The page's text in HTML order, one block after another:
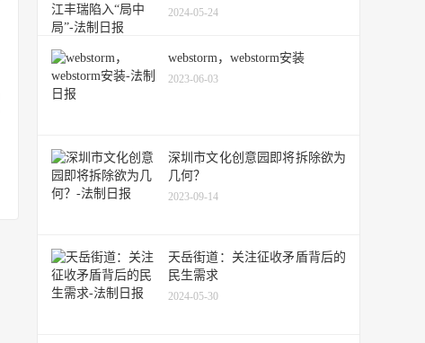
2024-05-24
webstorm，webstorm安装
2023-06-03
深圳市文化创意园即将拆除欲为
几何？
2023-09-14
天岳街道：关注征收矛盾背后的
民生需求
2024-05-30